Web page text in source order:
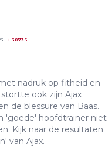
+ 38736
nadruk op fitheid en
ook zijn Ajax
de blessure van Baas.
'goede' hoofdtrainer niet
Kijk naar de resultaten
van Ajax.